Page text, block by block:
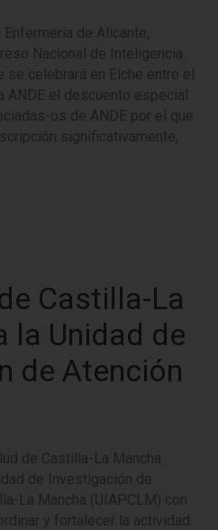
de Alicante,
Nacional de Inteligencia
se celebrará en Elche entre el
ANDE el descuento especial
os de ANDE por el que
significativamente,
Castilla-La
la Unidad de
de Atención
de Castilla-La Mancha
de Investigación de
La Mancha (UIAPCLM) con
y fortalecer la actividad